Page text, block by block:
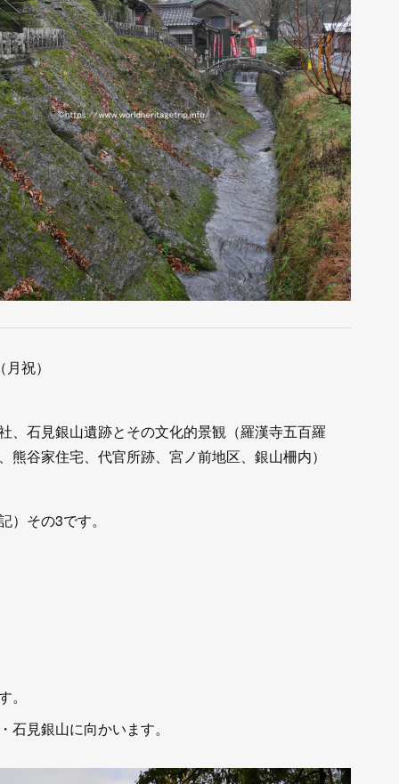
祝）
石見銀山遺跡とその文化的景観（羅漢寺五百羅
谷家住宅、代官所跡、宮ノ前地区、銀山柵内）
その3です。
見銀山に向かいます。